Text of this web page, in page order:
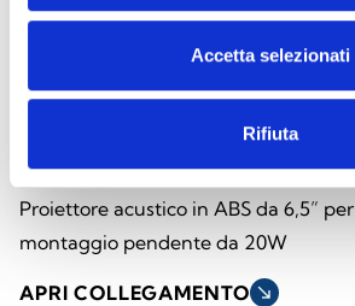
Accetta selezionati
Rifiuta
Proiettore acustico in ABS da 6,5” per
montaggio pendente da 20W
APRI COLLEGAMENTO south_east